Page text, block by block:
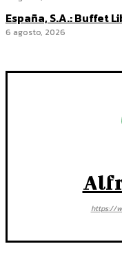
España, S.A.: Buffet
6 agosto, 2026
https://